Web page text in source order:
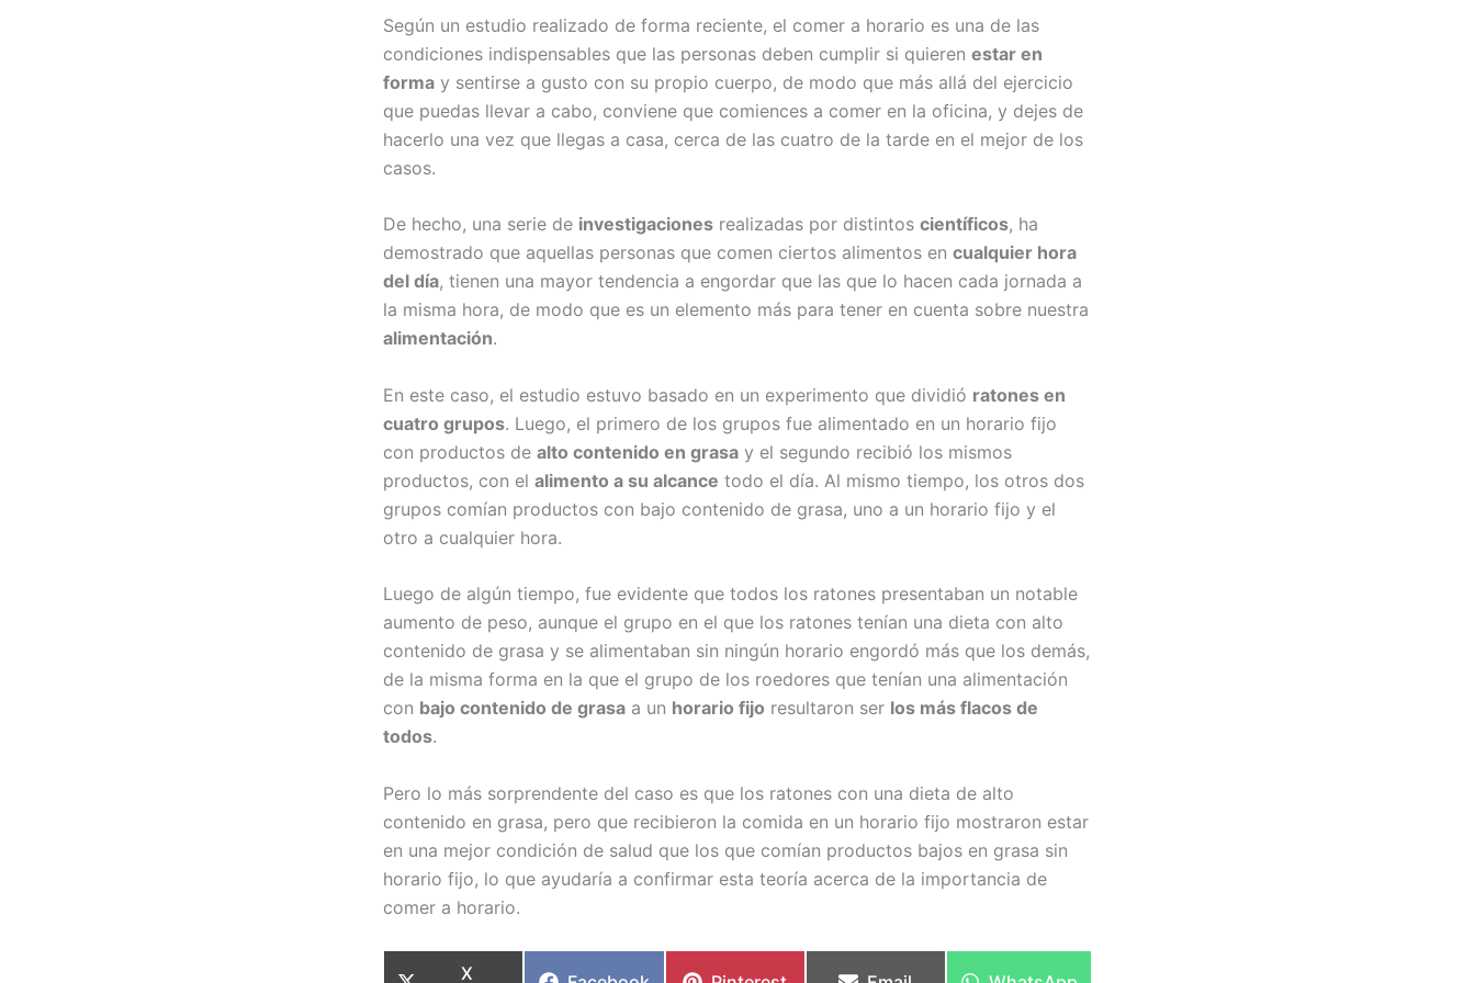
Según un estudio realizado de forma reciente, el comer a horario es una de las
condiciones indispensables que las personas deben cumplir si quieren estar en
forma y sentirse a gusto con su propio cuerpo, de modo que más allá del ejercicio
que puedas llevar a cabo, conviene que comiences a comer en la oficina, y dejes de
hacerlo una vez que llegas a casa, cerca de las cuatro de la tarde en el mejor de los
casos.
De hecho, una serie de investigaciones realizadas por distintos científicos, ha
demostrado que aquellas personas que comen ciertos alimentos en cualquier hora
del día, tienen una mayor tendencia a engordar que las que lo hacen cada jornada a
la misma hora, de modo que es un elemento más para tener en cuenta sobre nuestra
alimentación.
En este caso, el estudio estuvo basado en un experimento que dividió ratones en
cuatro grupos. Luego, el primero de los grupos fue alimentado en un horario fijo
con productos de alto contenido en grasa y el segundo recibió los mismos
productos, con el alimento a su alcance todo el día. Al mismo tiempo, los otros dos
grupos comían productos con bajo contenido de grasa, uno a un horario fijo y el
otro a cualquier hora.
Luego de algún tiempo, fue evidente que todos los ratones presentaban un notable
aumento de peso, aunque el grupo en el que los ratones tenían una dieta con alto
contenido de grasa y se alimentaban sin ningún horario engordó más que los demás,
de la misma forma en la que el grupo de los roedores que tenían una alimentación
con bajo contenido de grasa a un horario fijo resultaron ser los más flacos de
todos.
Pero lo más sorprendente del caso es que los ratones con una dieta de alto
contenido en grasa, pero que recibieron la comida en un horario fijo mostraron estar
en una mejor condición de salud que los que comían productos bajos en grasa sin
horario fijo, lo que ayudaría a confirmar esta teoría acerca de la importancia de
comer a horario.
Compartir
X